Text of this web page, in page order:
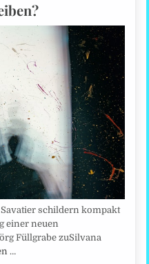
schildern kompakt
einer neuen
Füllgrabe zuSilvana
…